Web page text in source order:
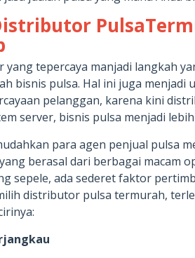
tepercaya manjadi langkah
bisnis pulsa. Hal ini juga menjadi
pelanggan, karena kini
server, bisnis pulsa menjadi
para agen penjual pulsa
berasal dari berbagai macam
sepele, ada sederet faktor
distributor pulsa termurah,